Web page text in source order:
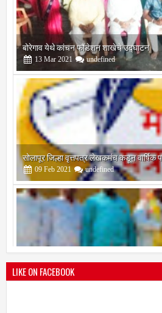
बोरेगाव येथे कांचन फौंडेशन शाखेचे उद्घाटन
13 Mar 2021 undefined
सोलापूर जिल्हा वृत्तपत्र लेखकमंच कडून
09 Feb undefined
श्री मल्लिकार्जुन प्रशालेकडून उमाकांत गाढवे
25 undefined
LIKE ON FACEBOOK